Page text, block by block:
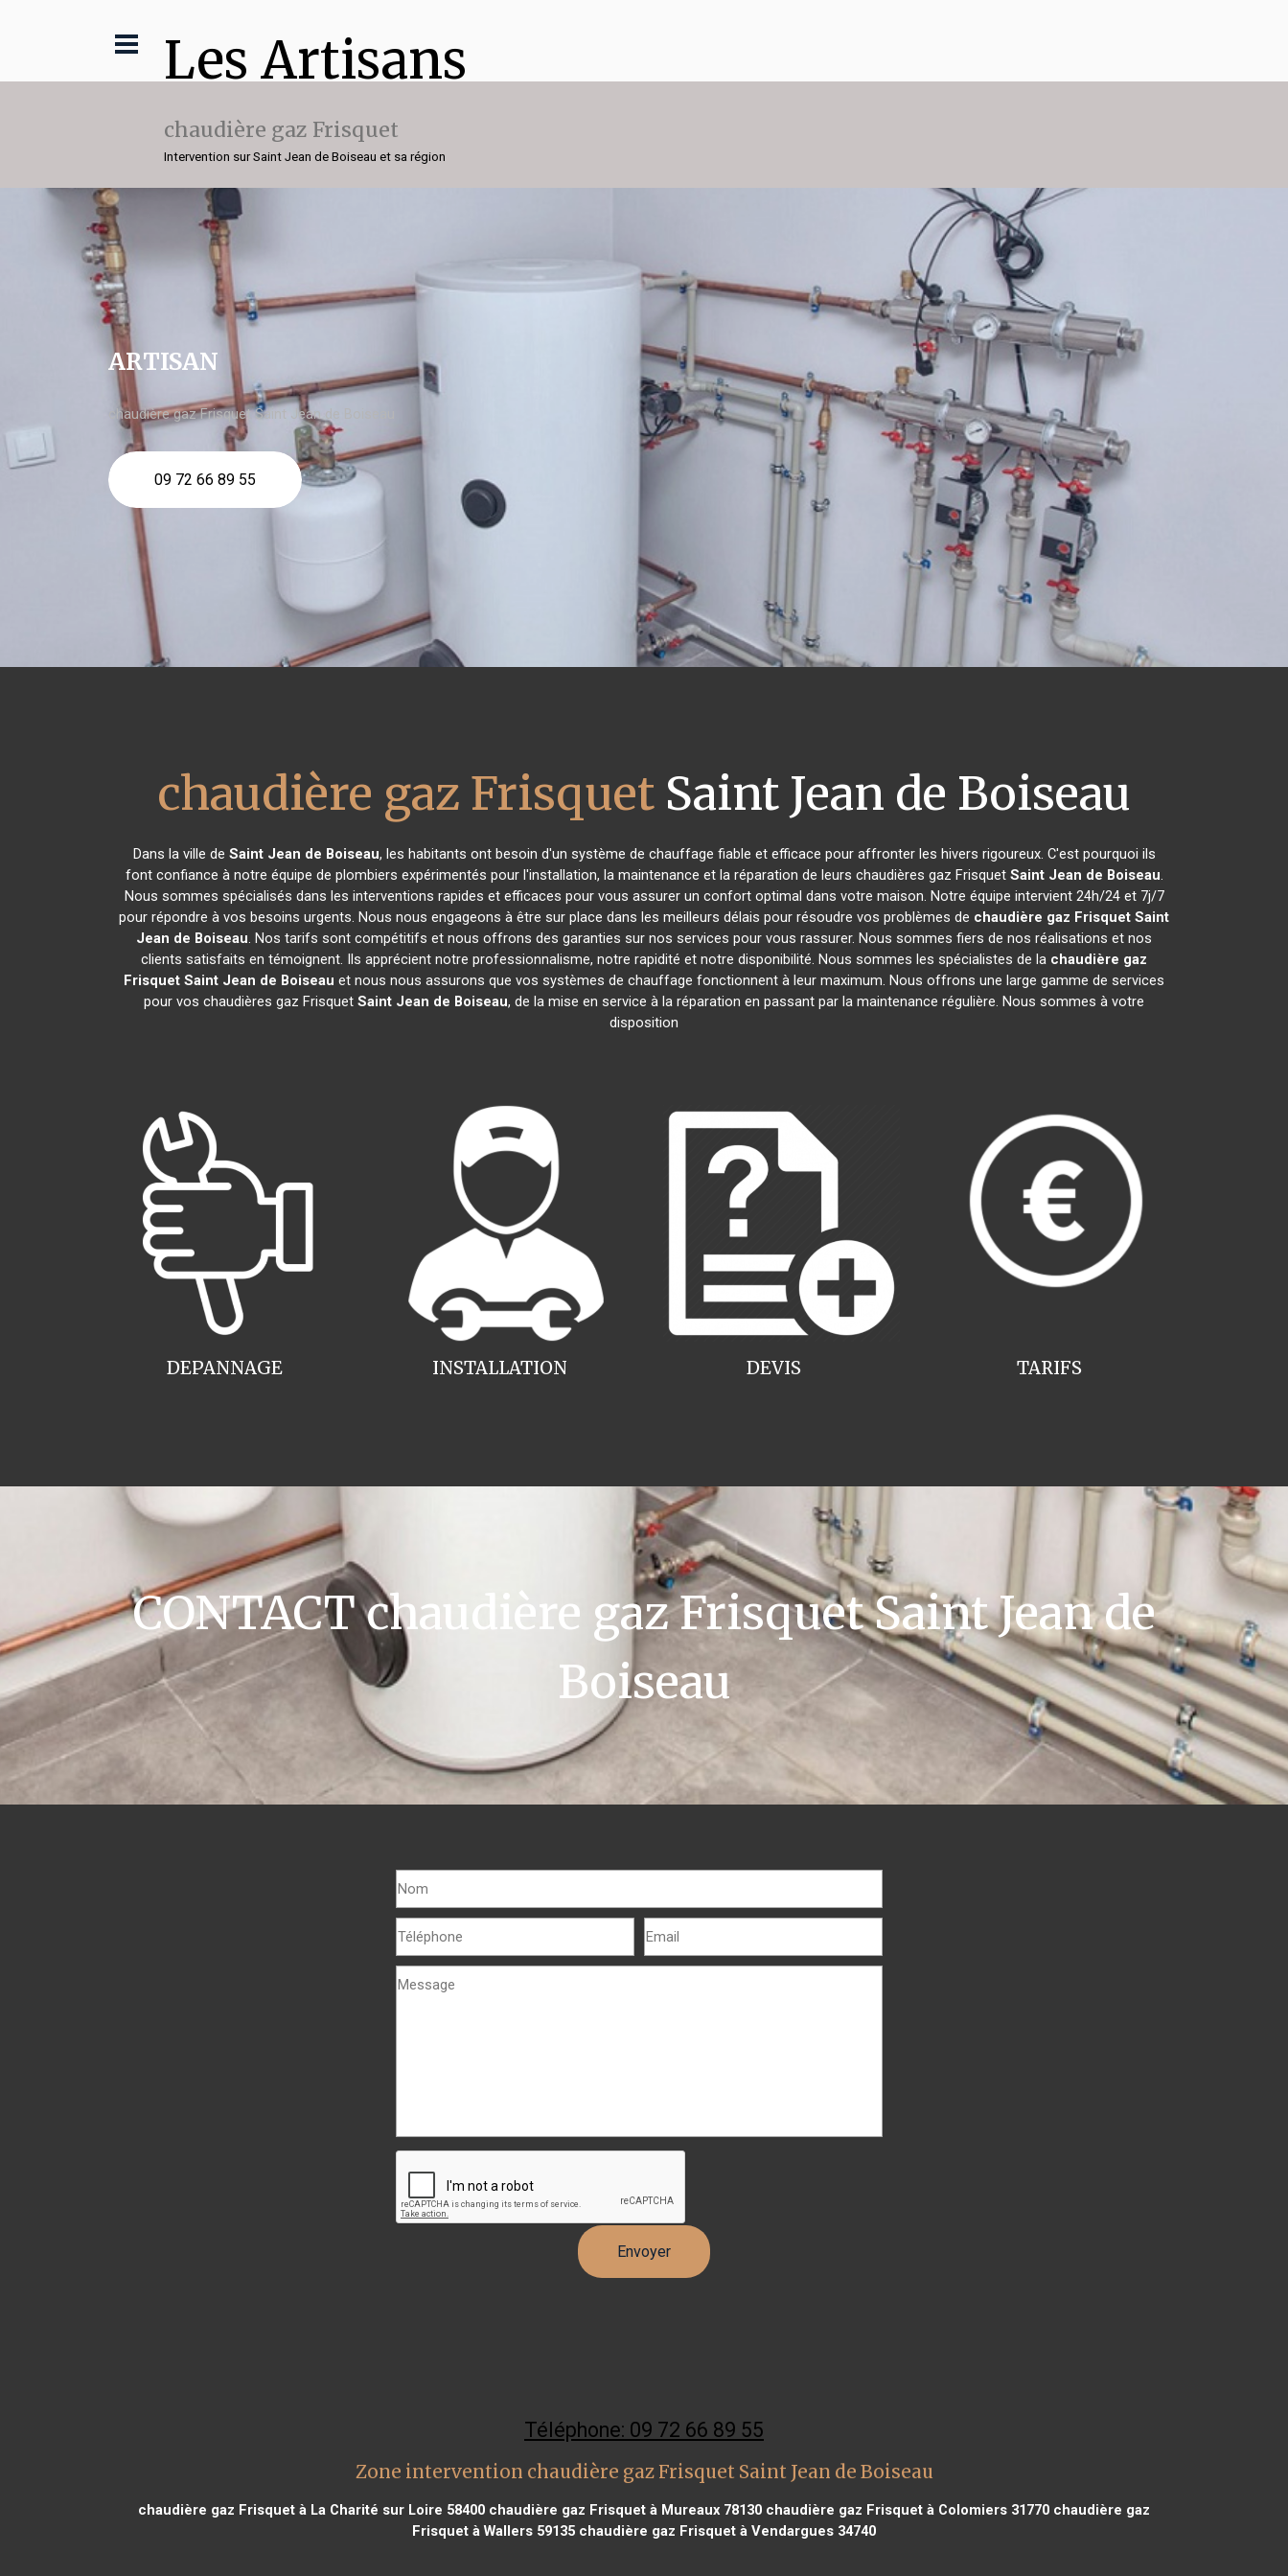
Les Artisans
chaudière gaz Frisquet
Intervention sur Saint Jean de Boiseau et sa région
ARTISAN
chaudière gaz Frisquet Saint Jean de Boiseau
09 72 66 89 55
chaudière gaz Frisquet Saint Jean de Boiseau
Dans la ville de Saint Jean de Boiseau, les habitants ont besoin d'un système de chauffage fiable et efficace pour affronter les hivers rigoureux. C'est pourquoi ils
font confiance à notre équipe de plombiers expérimentés pour l'installation, la maintenance et la réparation de leurs chaudières gaz Frisquet Saint Jean de Boiseau.
Nous sommes spécialisés dans les interventions rapides et efficaces pour vous assurer un confort optimal dans votre maison. Notre équipe intervient 24h/24 et 7j/7
pour répondre à vos besoins urgents. Nous nous engageons à être sur place dans les meilleurs délais pour résoudre vos problèmes de chaudière gaz Frisquet Saint
Jean de Boiseau. Nos tarifs sont compétitifs et nous offrons des garanties sur nos services pour vous rassurer. Nous sommes fiers de nos réalisations et nos
clients satisfaits en témoignent. Ils apprécient notre professionnalisme, notre rapidité et notre disponibilité. Nous sommes les spécialistes de la chaudière gaz
Frisquet Saint Jean de Boiseau et nous nous assurons que vos systèmes de chauffage fonctionnent à leur maximum. Nous offrons une large gamme de services
pour vos chaudières gaz Frisquet Saint Jean de Boiseau, de la mise en service à la réparation en passant par la maintenance régulière. Nous sommes à votre
disposition
INSTALLATION
DEPANNAGE TARIFS
DEVIS
CONTACT chaudière gaz Frisquet Saint Jean de
Boiseau
Téléphone: 09 72 66 89 55
Zone intervention chaudière gaz Frisquet Saint Jean de Boiseau
chaudière gaz Frisquet à La Charité sur Loire 58400 chaudière gaz Frisquet à Mureaux 78130 chaudière gaz Frisquet à Colomiers 31770 chaudière gaz
Frisquet à Wallers 59135 chaudière gaz Frisquet à Vendargues 34740